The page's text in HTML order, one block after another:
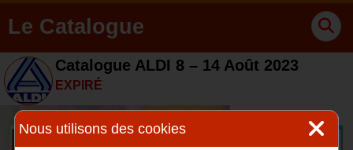
Le Catalogue
Catalogue ALDI 8 – 14 Août 2023
EXPIRÉ
Nous utilisons des cookies